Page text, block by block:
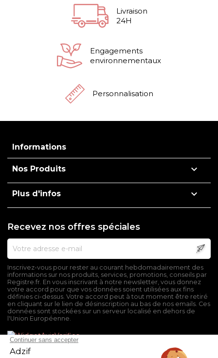
Livraison
24H
Engagements
environnementaux
Personnalisation
Informations
Nos Produits 
Plus d'infos 
Recevez nos offres spéciales
Inscrivez-vous pour rester au courant hebdomadairement des
informations sur nos produits, services, promotions, conseils par
Registre.fr. En vous inscrivant à notre newsletter, vous donnez
votre accord pour que vos données soient utilisées aux fins
définies ci-dessus. Votre accord peut à tout moment être retiré
en cliquant sur le lien de désinscription au bas de nos emails. Ces
données sont stockées sur un serveur localisé en dehors de
l'Union Européenne.